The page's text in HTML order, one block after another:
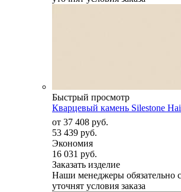
Быстрый просмотр
Кварцевый камень Silestone
от 37 408 руб.
53 439 руб.
Экономия
16 031 руб.
Заказать изделие
Наши менеджеры обязательно
уточнят условия заказа